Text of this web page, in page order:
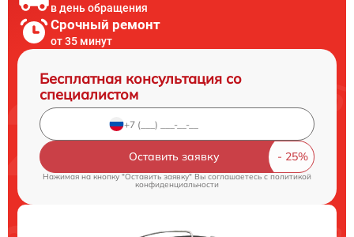
в день обращения
Срочный ремонт
от 35 минут
Бесплатная консультация со
специалистом
Оставить заявку
Нажимая на кнопку "Оставить заявку" Вы соглашаетесь cполитикой
конфиденциальности